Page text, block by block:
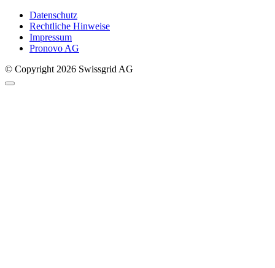
Datenschutz
Rechtliche Hinweise
Impressum
Pronovo AG
© Copyright 2026 Swissgrid AG